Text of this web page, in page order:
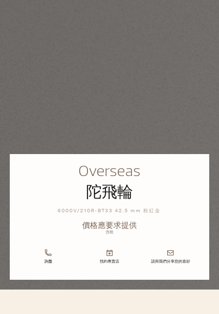
Overseas
陀飛輪
6000V/210R-B733 42.5 mm 粉紅金
價格應要求提供
含稅
詢盤 預約專賣店 請與我們分享您的喜好